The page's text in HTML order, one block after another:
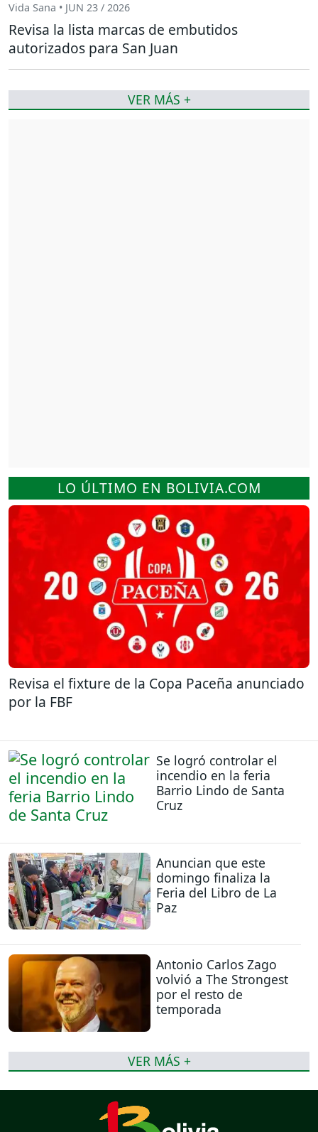
LO ÚLTIMO EN BOLIVIA.COM
Revisa el fixture de la Copa Paceña anunciado
por la FBF
Se logró controlar el
incendio en la feria
Barrio Lindo de Santa
Cruz
Anuncian que este
domingo finaliza la
Feria del Libro de La
Paz
Antonio Carlos Zago
volvió a The Strongest
por el resto de
temporada
VER MÁS +
Vida Sana • JUN 23 / 2026
Revisa la lista marcas de embutidos
autorizados para San Juan
VER MÁS +